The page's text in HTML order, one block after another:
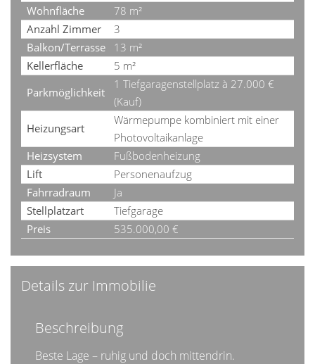
Wohnfläche
78 m²
Anzahl Zimmer
3
Balkon/Terrasse
13 m²
Kellerfläche
5 m²
Parkmöglichkeit
1 Tiefgaragenstellplatz à 27.000 €
(Kauf)
Heizungsart
Wärmepumpe kombiniert mit einer
Photovoltaikanlage
Heizsystem
Fußbodenheizung
Lift
Personenaufzug
Fahrradraum
Ja
Stellplatzart
Tiefgarage
Preis
535.000,00 €
Details zur Immobilie
Beschreibung
Beste Lage – ruhig und doch mittendrin.